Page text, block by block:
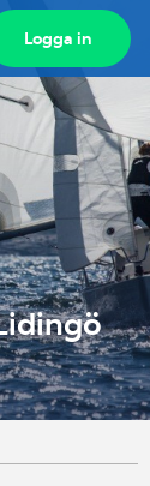
Logga in